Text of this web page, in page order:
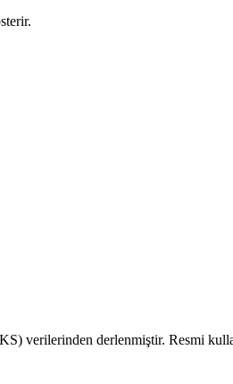
verilerinden derlenmiştir. Resmi